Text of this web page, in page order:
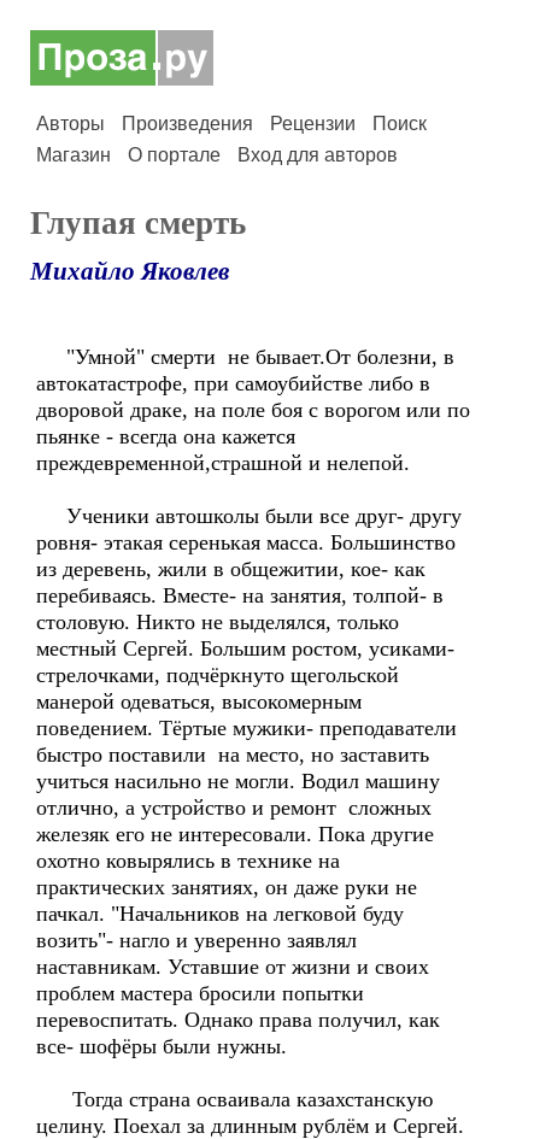
Авторы Произведения Рецензии
Поиск
Магазин
О портале Вход для авторов
Глупая смерть
Михайло Яковлев
"Умной" смерти не бывает.От болезни, в
автокатастрофе, при самоубийстве либо в
дворовой драке, на поле боя с ворогом или по
пьянке - всегда она кажется
преждевременной,страшной и нелепой.
Ученики автошколы были все друг- другу
ровня- этакая серенькая масса. Большинство
из деревень, жили в общежитии, кое- как
перебиваясь. Вместе- на занятия, толпой- в
столовую. Никто не выделялся, только
местный Сергей. Большим ростом, усиками-
стрелочками, подчёркнуто щегольской
манерой одеваться, высокомерным
поведением. Тёртые мужики- преподаватели
быстро поставили на место, но заставить
учиться насильно не могли. Водил машину
отлично, а устройство и ремонт сложных
железяк его не интересовали. Пока другие
охотно ковырялись в технике на
практических занятиях, он даже руки не
пачкал. "Начальников на легковой буду
возить"- нагло и уверенно заявлял
наставникам. Уставшие от жизни и своих
проблем мастера бросили попытки
перевоспитать. Однако права получил, как
все- шофёры были нужны.
Тогда страна осваивала казахстанскую
целину. Поехал за длинным рублём и Сергей.